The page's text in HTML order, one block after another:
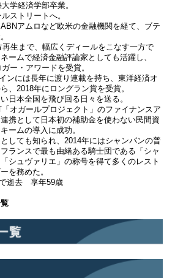
学経済学部卒業。
ストリートへ。
アムロなど欧米の金融機関を経て、ブテ
生まで、幅広くディールをこなす一方で
ームで経済金融評論家としても活躍し、
ー・アワードを受賞。
ンには長年に渡り連載を持ち、東洋経済オ
、2018年にロングラン賞を受賞。
日本全国を飛び回る日々を送る。
オガールプロジェクト」のファイナンスア
携として日本初の補助金を使わない民間資
ームの導入に成功。
しても知られ、2014年にはシャンパンの普
ランスで最も由緒ある騎士団である「シャ
シュヴァリエ」の称号を得て多くのレスト
を務めた。
逝去 享年59歳